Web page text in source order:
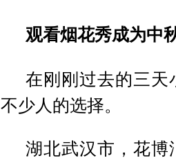
观看烟花秀成为中
在刚刚过去的三天
不少人的选择。
湖北武汉市，花博